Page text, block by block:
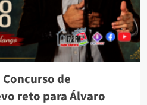
de
reto para Álvaro